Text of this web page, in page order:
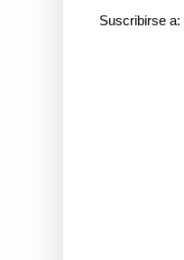
Suscribirse a: